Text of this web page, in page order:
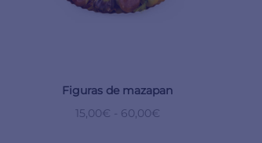
Figuras de mazapan
15,00€ 60,00€